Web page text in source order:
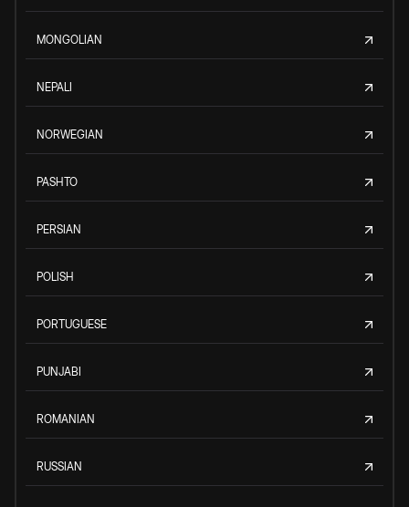
MONGOLIAN
NEPALI
NORWEGIAN
PASHTO
PERSIAN
POLISH
PORTUGUESE
PUNJABI
ROMANIAN
RUSSIAN